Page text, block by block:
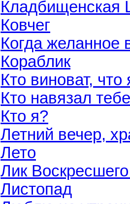
Кладбищенская
Ковчег
Когда желанное
Кораблик
Кто виноват,
Кто навязал
Кто я?
Летний вечер,
Лето
Лик
Листопад